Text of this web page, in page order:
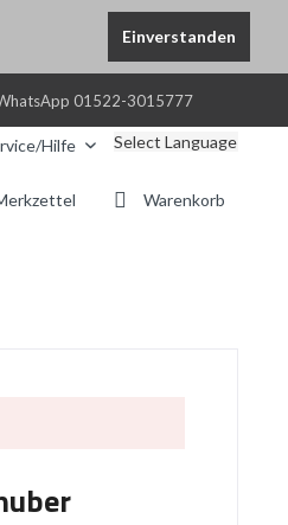
Einverstanden
01522-3015777
Hilfe Select Language
Warenkorb